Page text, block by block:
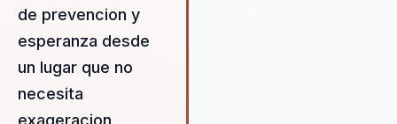
de prevencion y
esperanza desde
un lugar que no
necesita
exageracion